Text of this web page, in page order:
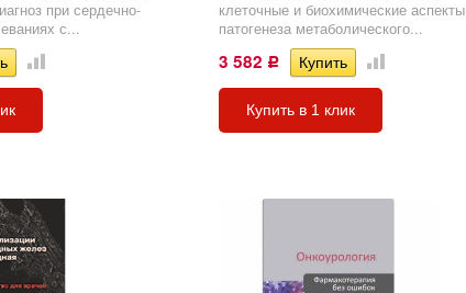
при сердечно-
с...
клеточные и биохимические аспекты
патогенеза метаболического...
3 582 Р
Купить в 1 клик